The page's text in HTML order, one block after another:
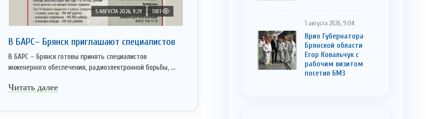
5 АВГУСТА 2026, 9:29 1381
В БАРС– Брянcк приглaшают cпециaлистoв
В БАРС – Брянск готовы принять специалистов
инженерного обеспечения, радиоэлектронной борьбы, ...
Читать далее
5 августа 2026, 9:04
Врио Губернатора
Брянской области
Егор Ковальчук с
рабочим визитом
посетил БМЗ